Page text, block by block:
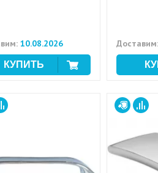
10.08.2026 Доставим: